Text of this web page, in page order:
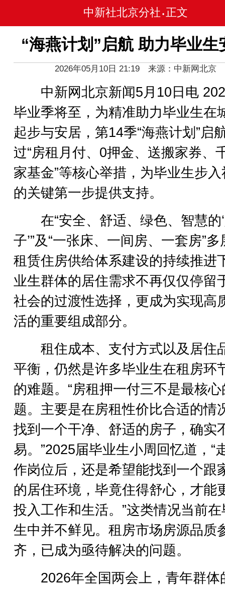
中新社北京分社 • 正文
“海燕计划”启航 助力毕业生
2026年05月10日 21:19 来源：中新网北京
中新网北京新闻5月10日电
毕业季将至，为精准助力毕业生在
起步与安居，第14季“海燕计划”启
过“房租月付、0押金、送搬家券、
家基金”等核心举措，为毕业生步
的关键第一步提供支持。
在“安全、舒适、绿色、智慧的
子’”及“一张床、一间房、一套房”多
租赁住房供给体系建设的持续推进
业生群体的居住需求不再仅仅停留
社会的过渡性选择，更成为实现高
活的重要组成部分。
租住成本、支付方式以及居住
平衡，仍然是许多毕业生在租房环
的难题。“房租押一付三不是最核
题。主要是在房租性价比合适的情
找到一个干净、舒适的房子，确实
易。”2025届毕业生小周回忆道，“
作岗位后，还是希望能找到一个跟
的居住环境，毕竟住得舒心，才能
投入工作和生活。”这类情况当前
生中并不鲜见。租房市场房源品质
齐，已成为亟待解决的问题。
2026年全国两会上，青年群体